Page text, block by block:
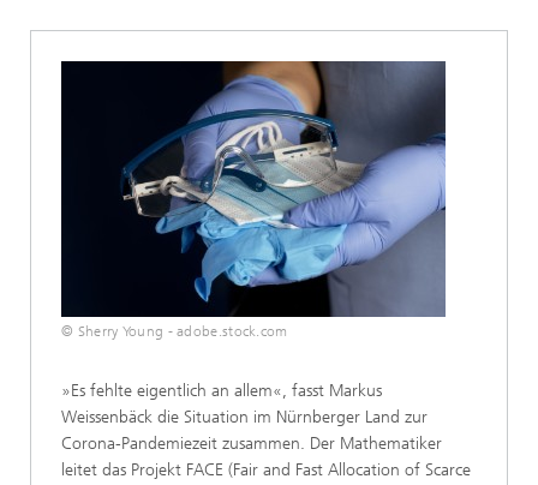
© Sherry Young - adobe.stock.com
»Es fehlte eigentlich an allem«, fasst Markus
Weissenbäck die Situation im Nürnberger Land zur
Corona-Pandemiezeit zusammen. Der Mathematiker
leitet das Projekt FACE (Fair and Fast Allocation of Scarce